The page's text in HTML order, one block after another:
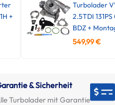
+
Turbolader
2.5TDI
BDZ +
549,99€
& Sicherheit
Turbolader mit Garantie